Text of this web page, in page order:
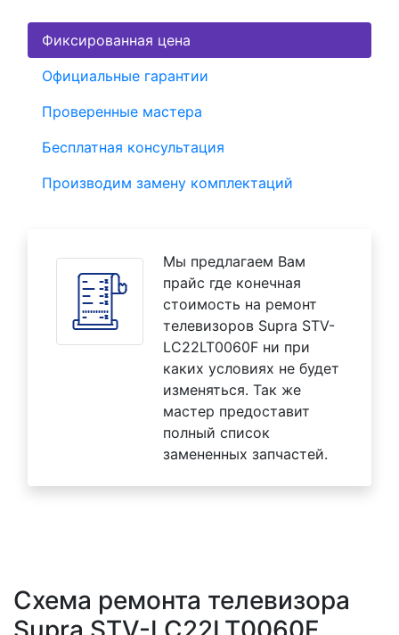
Фиксированная цена
Официальные гарантии
Проверенные мастера
Бесплатная консультация
Производим замену комплектаций
Мы предлагаем Вам
прайс где конечная
стоимость на ремонт
телевизоров Supra STV-
LC22LT0060F ни при
каких условиях не будет
изменяться. Так же
мастер предоставит
полный список
замененных запчастей.
Схема ремонта телевизора